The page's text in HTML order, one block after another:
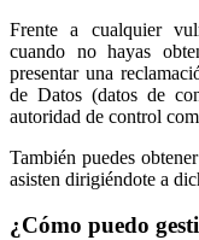
Frente a cualquier
cuando no hayas
presentar una
de Datos (datos de
autoridad de control
También puedes
asisten dirigiéndote a
¿Cómo puedo